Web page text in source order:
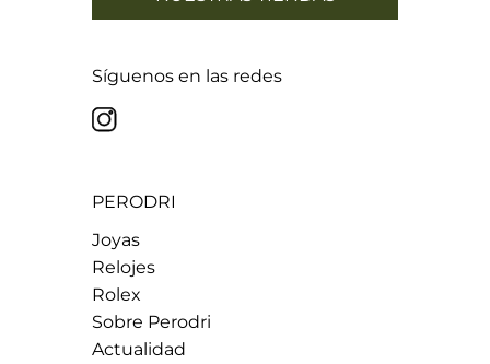
Síguenos en las redes
PERODRI
Joyas
Relojes
Rolex
Sobre Perodri
Actualidad